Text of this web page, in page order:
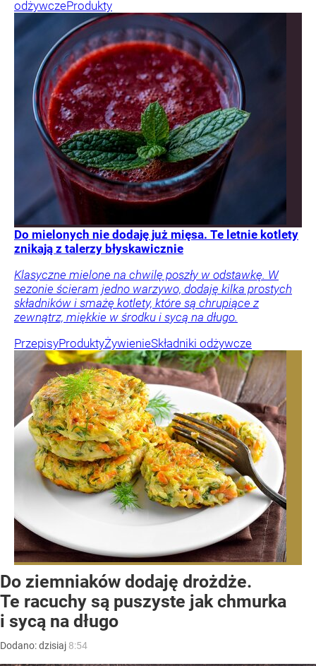
odżywczeProdukty
Do mielonych nie dodaję już mięsa. Te letnie kotlety
znikają z talerzy błyskawicznie
Klasyczne mielone na chwilę poszły w odstawkę. W
sezonie ścieram jedno warzywo, dodaję kilka prostych
składników i smażę kotlety, które są chrupiące z
zewnątrz, miękkie w środku i sycą na długo.
PrzepisyProduktyŻywienieSkładniki odżywcze
Do ziemniaków dodaję drożdże.
Te racuchy są puszyste jak chmurka
i sycą na długo
Dodano:dzisiaj 8:54